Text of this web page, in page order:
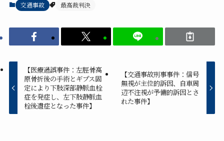
交通事故 最高裁判決
【医療過誤事件：左脛骨高
原骨折後の手術とギプス固
定により下肢深部静脈血栓
症を発症し、左下肢静脈血
栓後遺症となった事件】
【交通事故刑事事件：信号
無視が主位的訴因、自車周
辺不注視が予備的訴因とさ
れた事件】